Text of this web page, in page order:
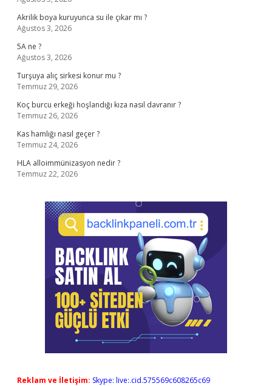
Akrilik boya kuruyunca su ile çıkar mı ?
Ağustos 3, 2026
5A ne ?
Ağustos 3, 2026
Turşuya alıç sirkesi konur mu ?
Temmuz 29, 2026
Koç burcu erkeği hoşlandığı kıza nasıl davranır ?
Temmuz 26, 2026
Kas hamlığı nasıl geçer ?
Temmuz 24, 2026
HLA alloimmünizasyon nedir ?
Temmuz 22, 2026
Reklam ve İletişim: Skype: live:.cid.575569c608265c69